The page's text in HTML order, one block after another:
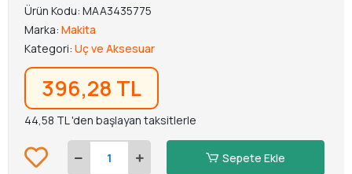
Ürün Kodu: MAA3435775
Marka: Makita
Kategori: Uç ve Aksesuar
396,28 TL
44,58 TL 'den başlayan taksitlerle
Sepete Ekle